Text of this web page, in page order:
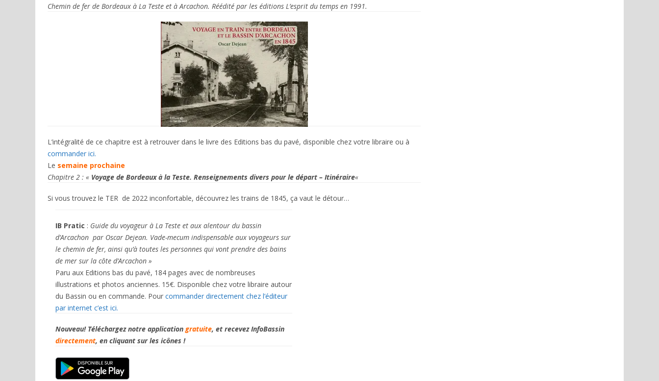
Chemin de fer de Bordeaux à La Teste et à Arcachon. Réédité par les éditions L’esprit du temps en 1991.
L’intégralité de ce chapitre est à retrouver dans le livre des Editions bas du pavé, disponible chez votre libraire ou à
commander ici.
Le semaine prochaine
Chapitre 2 : « Voyage de Bordeaux à la Teste. Renseignements divers pour le départ – Itinéraire«
Si vous trouvez le TER de 2022 inconfortable, découvrez les trains de 1845, ça vaut le détour…
IB Pratic : Guide du voyageur à La Teste et aux alentourdu bassin
d’Arcachon par Oscar Dejean. Vade-mecum indispensable aux voyageurs sur
le chemin de fer,ainsi qu’à toutes les personnes qui vont prendredes bains
de mer sur la côte d’Arcachon »
Paru aux Editions bas du pavé, 184 pages avec de nombreuses
illustrations et photos anciennes. 15€. Disponible chez votre libraire autour
du Bassin ou en commande. Pourcommander directement chez l’éditeur
par internet c’est ici.
Nouveau! Téléchargez notre applicationgratuite, et recevez InfoBassin
directement, en cliquant sur les icônes !